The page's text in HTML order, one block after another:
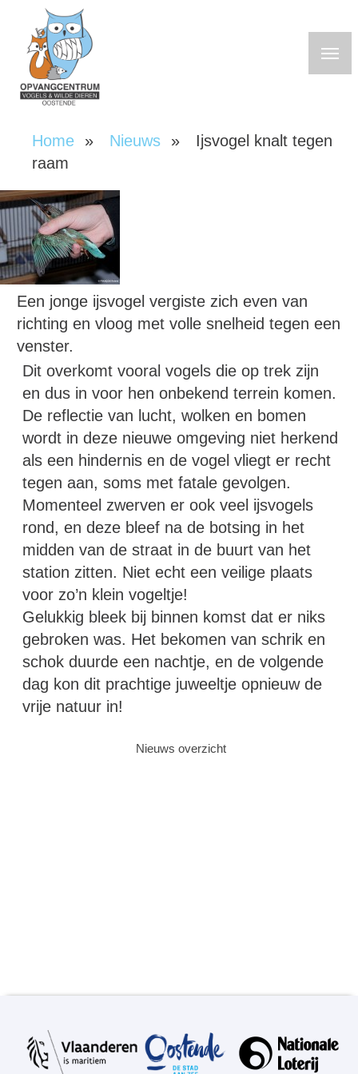
Overslaan
naar
inhoud
Kruimelpad
Home Nieuws
Ijsvogel knalt tegen
raam
Een jonge ijsvogel vergiste zich even van
richting en vloog met volle snelheid tegen een
venster.
Dit overkomt vooral vogels die op trek zijn
en dus in voor hen onbekend terrein komen.
De reflectie van lucht, wolken en bomen
wordt in deze nieuwe omgeving niet herkend
als een hindernis en de vogel vliegt er recht
tegen aan, soms met fatale gevolgen.
Momenteel zwerven er ook veel ijsvogels
rond, en deze bleef na de botsing in het
midden van de straat in de buurt van het
station zitten. Niet echt een veilige plaats
voor zo’n klein vogeltje!
Gelukkig bleek bij binnen komst dat er niks
gebroken was. Het bekomen van schrik en
schok duurde een nachtje, en de volgende
dag kon dit prachtige juweeltje opnieuw de
vrije natuur in!
Nieuws overzicht